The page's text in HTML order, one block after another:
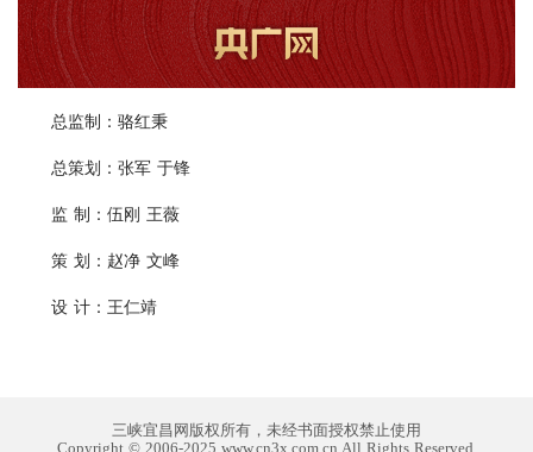
总监制：骆红秉
总策划：张军 于锋
监 制：伍刚 王薇
策 划：赵净 文峰
设 计：王仁靖
三峡宜昌网版权所有，未经书面授权禁止使用
Copyright © 2006-2025 www.cn3x.com.cn All Rights Reserved.